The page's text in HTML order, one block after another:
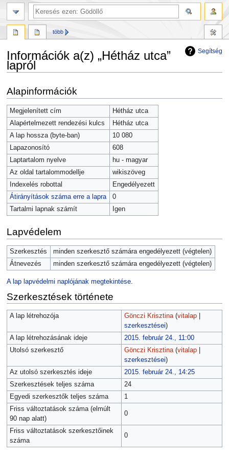
Segítség
Információk a(z) „Hétház utca”
lapról
a
navigációhoz
a
kereséshez
Alapinformációk
Megjelenített cím
Hétház utca
Alapértelmezett rendezési kulcs
Hétház utca
A lap hossza (byte-ban)
10 080
Lapazonosító
608
Laptartalom nyelve
hu - magyar
Az oldal tartalommodellje
wikiszöveg
Indexelés robottal
Engedélyezett
Átirányítások száma erre a lapra
0
Tartalmi lapnak számít
Igen
Lapvédelem
Szerkesztés
minden szerkesztő számára engedélyezett (végtelen)
Átnevezés
minden szerkesztő számára engedélyezett (végtelen)
A lap lapvédelmi naplójának megtekintése.
Szerkesztések története
A lap létrehozója Gönczi Krisztina (vitalap|
szerkesztései)
A lap létrehozásának ideje
2015. február 24., 11:00
Utolsó szerkesztő
Gönczi Krisztina (vitalap|
szerkesztései)
Az utolsó szerkesztés ideje
2015. február 24., 14:25
Szerkesztések teljes száma
24
Egyedi szerkesztők teljes száma
1
Friss változtatások száma (elmúlt
90 nap alatt)
0
Friss változtatások szerkesztőinek
száma
0
több